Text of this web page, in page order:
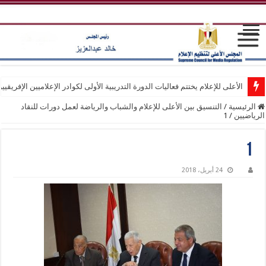
الأعلى للإعلام يختتم فعاليات الدورة التدريبية الأولى لكوادر الإعلاميين
الرئيسية / التنسيق بين الأعلى للإعلام والشباب والرياضة لعمل دورات للنقاد
الرياضيين /
1
1
24 أبريل، 2018